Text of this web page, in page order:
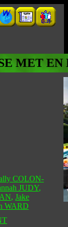
MET EN
COLON-
JUDY,
, Jake
WARD